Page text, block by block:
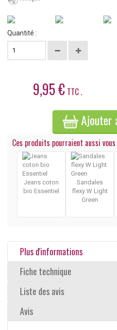
Quantité :
9,95 € TTC .
Ajouter
Ces produits pourraient aussi
Jeans coton
bio Essentiel
Sandales
flexy W Light
Green
Plus d'informations
Fiche technique
Liste des avis
Avis